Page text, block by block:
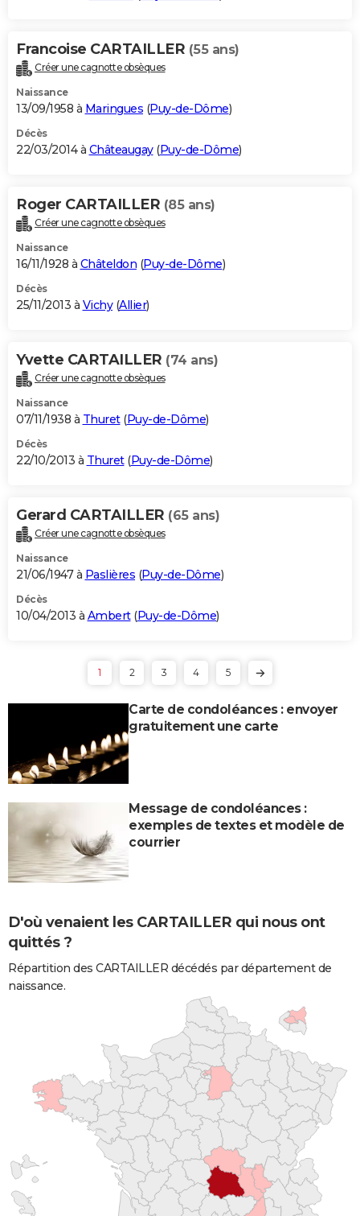
Francoise CARTAILLER (55 ans)
Créer une cagnotte obsèques
Naissance
13/09/1958 à Maringues (Puy-de-Dôme)
Décès
22/03/2014 à Châteaugay(Puy-de-Dôme)
Roger CARTAILLER (85 ans)
Créer une cagnotte obsèques
Naissance
16/11/1928 à Châteldon (Puy-de-Dôme)
Décès
25/11/2013 à Vichy(Allier)
Yvette CARTAILLER (74 ans)
Créer une cagnotte obsèques
Naissance
07/11/1938 à Thuret(Puy-de-Dôme)
Décès
22/10/2013 à Thuret(Puy-de-Dôme)
Gerard CARTAILLER (65 ans)
Créer une cagnotte obsèques
Naissance
21/06/1947 à Paslières (Puy-de-Dôme)
Décès
10/04/2013 à Ambert(Puy-de-Dôme)
1 2 3 4 5
Carte de condoléances : envoyer
gratuitement une carte
Message de condoléances :
exemples de textes et modèle de
courrier
D'où venaient les CARTAILLER qui nous ont
quittés ?
Répartition des CARTAILLER décédés par département de
naissance.